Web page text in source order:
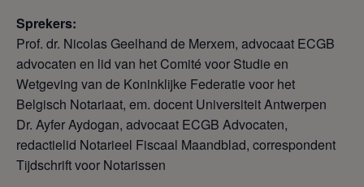
Sprekers:
Prof. dr. Nicolas Geelhand de Merxem, advocaat ECGB
advocaten en lid van het Comité voor Studie en
Wetgeving van de Koninklijke Federatie voor het
Belgisch Notariaat, em. docent Universiteit Antwerpen
Dr. Ayfer Aydogan, advocaat ECGB Advocaten,
redactielid Notarieel Fiscaal Maandblad, correspondent
Tijdschrift voor Notarissen